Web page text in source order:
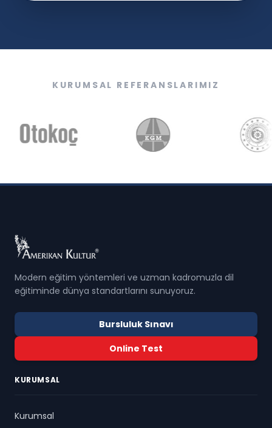
KURUMSAL REFERANSLARIMIZ
Modern eğitim yöntemleri ve uzman kadromuzla dil
eğitiminde dünya standartlarını sunuyoruz.
Bursluluk Sınavı
Online Test
KURUMSAL
Kurumsal